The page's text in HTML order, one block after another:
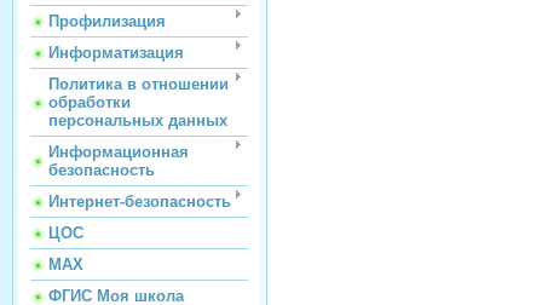
Профилизация
Информатизация
Политика в отношении
обработки
персональных данных
Информационная
безопасность
Интернет-безопасность
ЦОС
МАХ
ФГИС Моя школа